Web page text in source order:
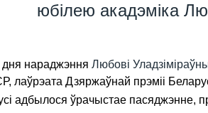
юбілею акадэміка
дня нараджэння Любові
Дзяржаўнай прэміі
адбылося ўрачыстае